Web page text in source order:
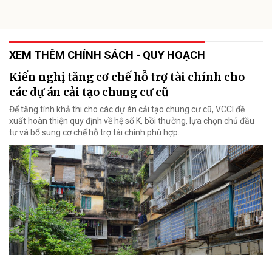
XEM THÊM CHÍNH SÁCH - QUY HOẠCH
Kiến nghị tăng cơ chế hỗ trợ tài chính cho
các dự án cải tạo chung cư cũ
Để tăng tính khả thi cho các dự án cải tạo chung cư cũ, VCCI đề
xuất hoàn thiện quy định về hệ số K, bồi thường, lựa chọn chủ đầu
tư và bổ sung cơ chế hỗ trợ tài chính phù hợp.